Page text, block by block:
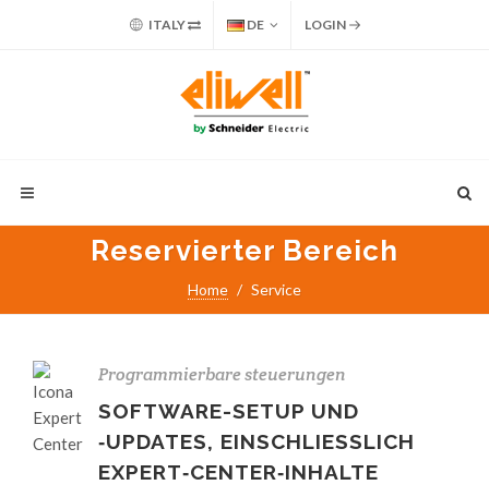
ITALY DE LOGIN
Reservierter Bereich
Home Service
Programmierbare steuerungen
SOFTWARE-SETUP UND
‑UPDATES, EINSCHLIESSLICH
EXPERT‑CENTER‑INHALTE